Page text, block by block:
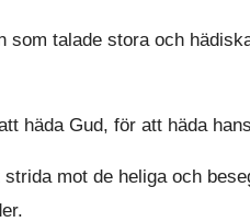
som talade stora och
häda Gud, för att häda
mot de heliga och